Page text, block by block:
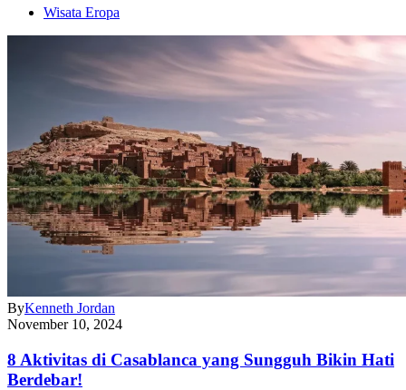
Wisata Eropa
ByKenneth Jordan
November 10, 2024
8 Aktivitas di Casablanca yang Sungguh Bikin Hati
Berdebar!